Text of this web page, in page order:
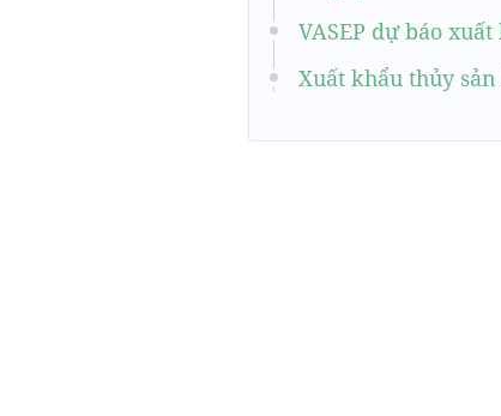
VASEP dự báo
Xuất khẩu thủy